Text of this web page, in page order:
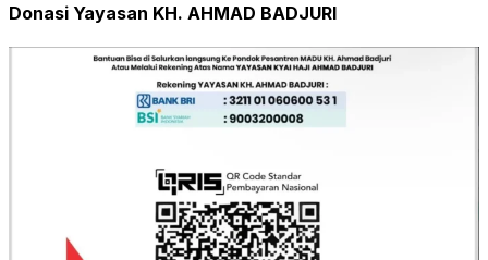
Donasi Yayasan KH. AHMAD BADJURI